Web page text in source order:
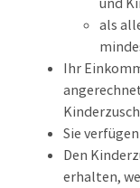
als
Ihr
Sie
Den
erhalten,